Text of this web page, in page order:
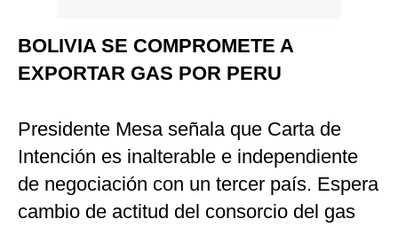
BOLIVIA SE COMPROMETE A
EXPORTAR GAS POR PERU
Presidente Mesa señala que Carta de
Intención es inalterable e independiente
de negociación con un tercer país. Espera
cambio de actitud del consorcio del gas